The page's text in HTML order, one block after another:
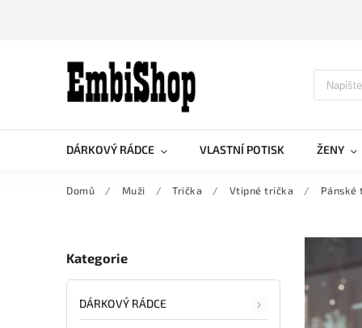
DÁRKOVÝ RÁDCE VLASTNÍ POTISK ŽENY
Domů / Muži / Trička / Vtipné trička / Pánské
Kategorie
DÁRKOVÝ RÁDCE